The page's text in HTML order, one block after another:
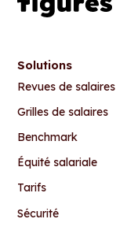
Solutions
Revues de salaires
Grilles de salaires
Benchmark
Équité salariale
Tarifs
Sécurité